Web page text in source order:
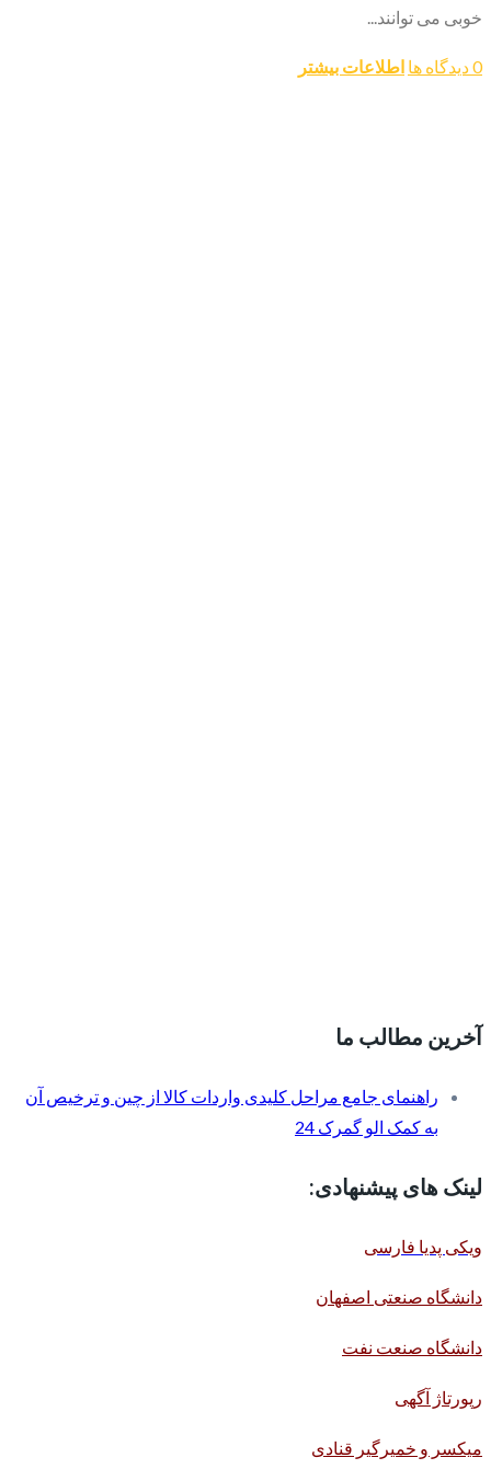
خوبی می توانند...
0 دیدگاه ها اطلاعات بیشتر
آخرین مطالب ما
راهنمای جامع مراحل کلیدی واردات کالا از چین و ترخیص آن
به کمک الو گمرک 24
لینک های پیشنهادی:
ویکی پدیا فارسی
دانشگاه صنعتی اصفهان
دانشگاه صنعت نفت
رپورتاژ آگهی
میکسر و خمیرگیر قنادی